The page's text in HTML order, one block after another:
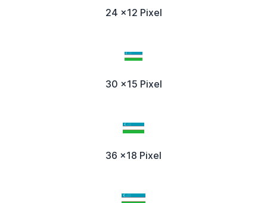
24 x12 Pixel
30 x15 Pixel
36 x18 Pixel